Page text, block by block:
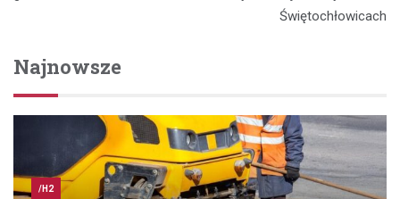
Świętochłowicach
Najnowsze
/H2